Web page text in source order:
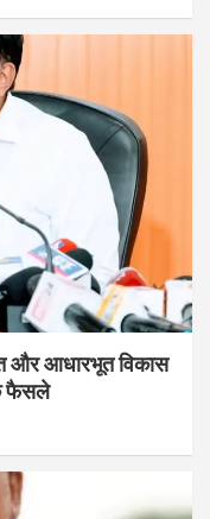
और आधारभूत विकास
फैसले